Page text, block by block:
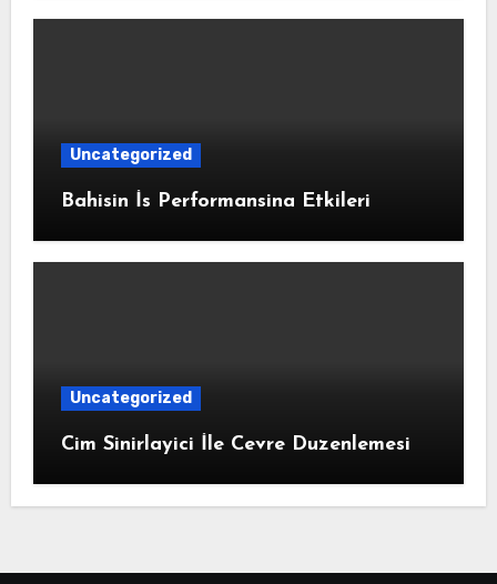
Uncategorized
Bahisin İs Performansina Etkileri
Uncategorized
Cim Sinirlayici İle Cevre Duzenlemesi